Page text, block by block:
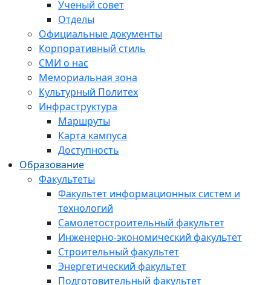
Ученый совет
Отделы
Официальные документы
Корпоративный стиль
СМИ о нас
Мемориальная зона
Культурный Политех
Инфраструктура
Маршруты
Карта кампуса
Доступность
Образование
Факультеты
Факультет информационных систем и
технологий
Самолетостроительный факультет
Инженерно-экономический факультет
Строительный факультет
Энергетический факультет
Подготовительный факультет